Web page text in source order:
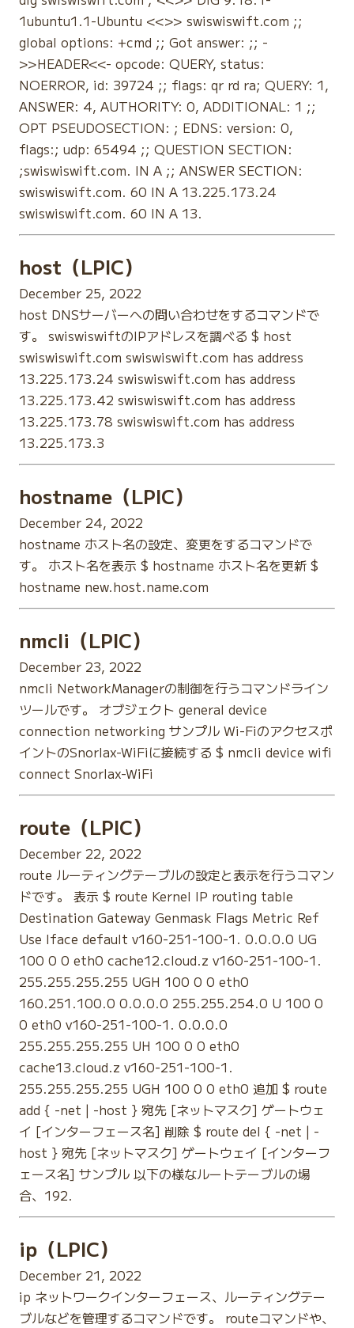
1ubuntu1.1-Ubuntu <<>> swiswiswift.com ;;
global options: +cmd ;; Got answer: ;; -
>>HEADER<<- opcode: QUERY, status:
NOERROR, id: 39724 ;; flags: qr rd ra; QUERY: 1,
ANSWER: 4, AUTHORITY: 0, ADDITIONAL: 1 ;;
OPT PSEUDOSECTION: ; EDNS: version: 0,
flags:; udp: 65494 ;; QUESTION SECTION:
;swiswiswift.com. IN A ;; ANSWER SECTION:
swiswiswift.com. 60 IN A 13.225.173.24
swiswiswift.com. 60 IN A 13.
host（LPIC）
December 25, 2022
host DNSサーバーへの問い合わせをするコマンドで
す。 swiswiswiftのIPアドレスを調べる $ host
swiswiswift.com swiswiswift.com has address
13.225.173.24 swiswiswift.com has address
13.225.173.42 swiswiswift.com has address
13.225.173.78 swiswiswift.com has address
13.225.173.3
hostname（LPIC）
December 24, 2022
hostname ホスト名の設定、変更をするコマンドで
す。 ホスト名を表示 $ hostname ホスト名を更新 $
hostname new.host.name.com
nmcli（LPIC）
December 23, 2022
nmcli NetworkManagerの制御を行うコマンドライン
ツールです。 オブジェクト general device
connection networking サンプル Wi-Fiのアクセスポ
イントのSnorlax-WiFiに接続する $ nmcli device wifi
connect Snorlax-WiFi
route（LPIC）
December 22, 2022
route ルーティングテーブルの設定と表示を行うコマン
ドです。 表示 $ route Kernel IP routing table
Destination Gateway Genmask Flags Metric Ref
Use Iface default v160-251-100-1. 0.0.0.0 UG
100 0 0 eth0 cache12.cloud.z v160-251-100-1.
255.255.255.255 UGH 100 0 0 eth0
160.251.100.0 0.0.0.0 255.255.254.0 U 100 0
0 eth0 v160-251-100-1. 0.0.0.0
255.255.255.255 UH 100 0 0 eth0
cache13.cloud.z v160-251-100-1.
255.255.255.255 UGH 100 0 0 eth0 追加 $ route
add { -net | -host } 宛先 [ネットマスク] ゲートウェ
イ [インターフェース名] 削除 $ route del { -net | -
host } 宛先 [ネットマスク] ゲートウェイ [インターフ
ェース名] サンプル 以下の様なルートテーブルの場
合、192.
ip（LPIC）
December 21, 2022
ip ネットワークインターフェース、ルーティングテー
ブルなどを管理するコマンドです。 routeコマンドや、